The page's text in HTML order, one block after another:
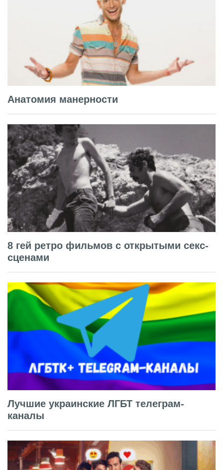
Анатомия манерности
8 гей ретро фильмов с открытыми секс-
сценами
Лучшие украинские ЛГБТ телеграм-
каналы